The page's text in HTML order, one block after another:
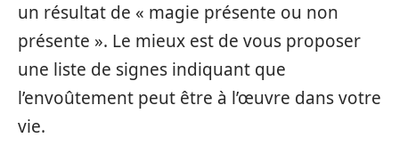
un résultat de « magie présente ou non
présente ». Le mieux est de vous proposer
une liste de signes indiquant que
l’envoûtement peut être à l’œuvre dans votre
vie.